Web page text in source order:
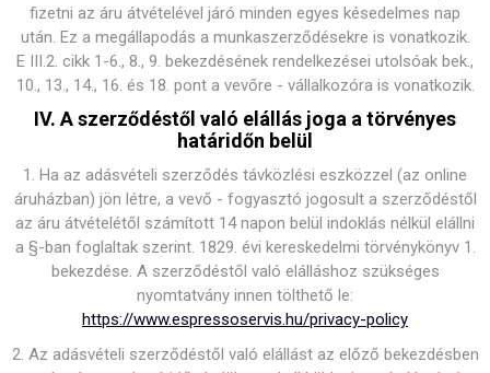
fizetni az áru átvételével járó minden egyes késedelmes nap
után. Ez a megállapodás a munkaszerződésekre is vonatkozik.
E III.2. cikk 1-6., 8., 9. bekezdésének rendelkezései utolsóak bek.,
10., 13., 14., 16. és 18. pont a vevőre - vállalkozóra is vonatkozik.
IV. A szerződéstől való elállás joga a törvényes
határidőn belül
1. Ha az adásvételi szerződés távközlési eszközzel (az online
áruházban) jön létre, a vevő - fogyasztó jogosult a szerződéstől
az áru átvételétől számított 14 napon belül indoklás nélkül elállni
a §-ban foglaltak szerint. 1829. évi kereskedelmi törvénykönyv 1.
bekezdése. A szerződéstől való elálláshoz szükséges
nyomtatvány innen tölthető le:
https://www.espressoservis.hu/privacy-policy
2. Az adásvételi szerződéstől való elállást az előző bekezdésben